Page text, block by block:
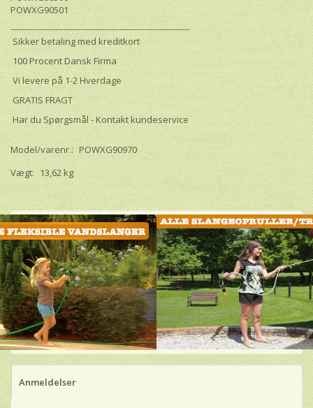
POWXG90501
----------------------------------------------------------------
Sikker betaling med kreditkort
100 Procent Dansk Firma
Vi levere på 1-2 Hverdage
GRATIS FRAGT
Har du Spørgsmål - Kontakt kundeservice
Model/varenr.: POWXG90970
Vægt: 13,62 kg
Anmeldelser